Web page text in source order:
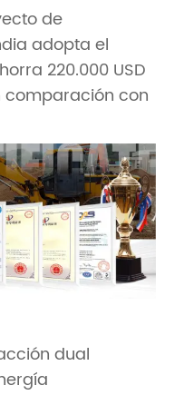
de
adopta el
220.000 USD
con
dual